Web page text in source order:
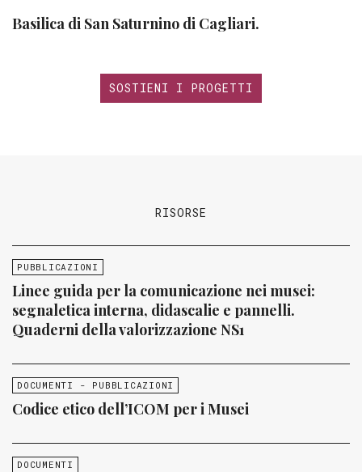
Basilica di San Saturnino di Cagliari.
SOSTIENI I PROGETTI
RISORSE
PUBBLICAZIONI
Linee guida per la comunicazione nei musei:
segnaletica interna, didascalie e pannelli.
Quaderni della valorizzazione NS1
DOCUMENTI - PUBBLICAZIONI
Codice etico dell’ICOM per i Musei
DOCUMENTI